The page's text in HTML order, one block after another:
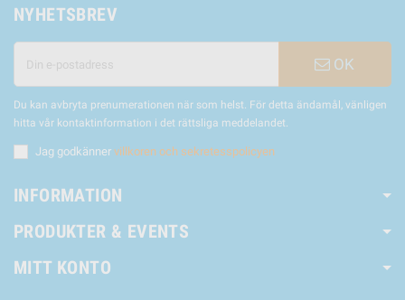
NYHETSBREV
OK
Du kan avbryta prenumerationen när som helst. För detta ändamål, vänligen
hitta vår kontaktinformation i det rättsliga meddelandet.
Jag godkänner villkoren och sekretesspolicyen
INFORMATION
PRODUKTER & EVENTS
MITT KONTO